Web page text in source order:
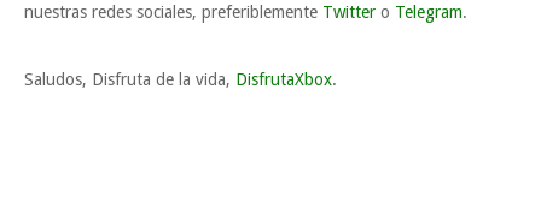
nuestras redes sociales, preferiblemente Twitter o Telegram.
Saludos, Disfruta de la vida, DisfrutaXbox.